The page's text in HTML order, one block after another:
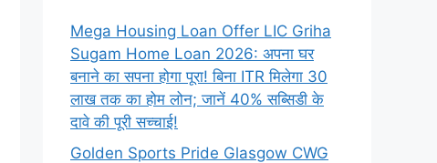
Mega Housing Loan Offer LIC Griha
Sugam Home Loan 2026: अपना घर
बनाने का सपना होगा पूरा! बिना ITR मिलेगा 30
लाख तक का होम लोन; जानें 40% सब्सिडी के
दावे की पूरी सच्चाई!
Golden Sports Pride Glasgow CWG